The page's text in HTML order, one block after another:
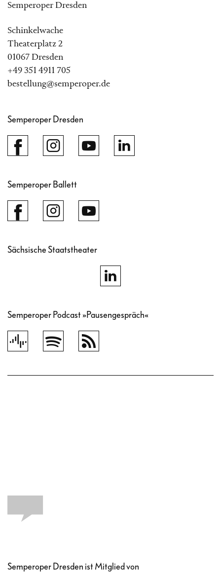
Semperoper Dresden
Schinkelwache
Theaterplatz 2
01067 Dresden
+49 351 4911 705
bestellung@semperoper.de
Semperoper Dresden
Semperoper Ballett
Sächsische Staatstheater
Semperoper Podcast »Pausengespräch«
Semperoper Dresden ist Mitglied von